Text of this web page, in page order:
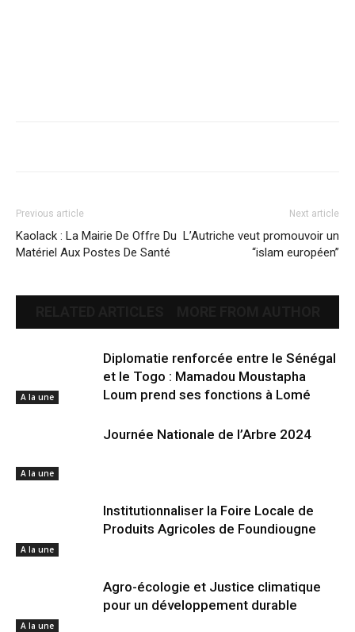
Previous article
Kaolack : La Mairie De Offre Du
Matériel Aux Postes De Santé
Next article
L’Autriche veut promouvoir un
“islam européen”
A la une
Diplomatie renforcée entre le Sénégal
et le Togo : Mamadou Moustapha
Loum prend ses fonctions à Lomé
A la une
Journée Nationale de l’Arbre 2024
A la une
Institutionnaliser la Foire Locale de
Produits Agricoles de Foundiougne
A la une
Agro-écologie et Justice climatique
pour un développement durable